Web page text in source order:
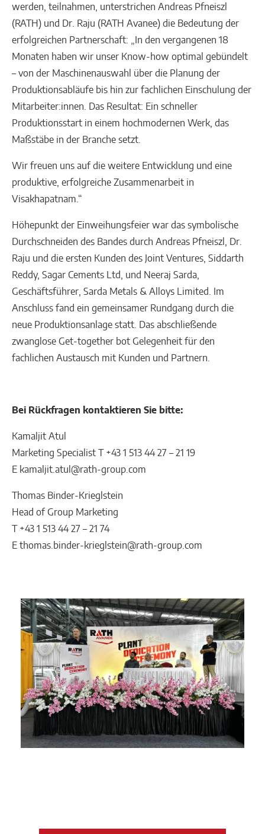
werden, teilnahmen, unterstrichen Andreas Pfneiszl
(RATH) und Dr. Raju (RATH Avanee) die Bedeutung der
erfolgreichen Partnerschaft: „In den vergangenen 18
Monaten haben wir unser Know-how optimal gebündelt
– von der Maschinenauswahl über die Planung der
Produktionsabläufe bis hin zur fachlichen Einschulung der
Mitarbeiter:innen. Das Resultat: Ein schneller
Produktionsstart in einem hochmodernen Werk, das
Maßstäbe in der Branche setzt.
Wir freuen uns auf die weitere Entwicklung und eine
produktive, erfolgreiche Zusammenarbeit in
Visakhapatnam.“
Höhepunkt der Einweihungsfeier war das symbolische
Durchschneiden des Bandes durch Andreas Pfneiszl, Dr.
Raju und die ersten Kunden des Joint Ventures, Siddarth
Reddy, Sagar Cements Ltd, und Neeraj Sarda,
Geschäftsführer, Sarda Metals & Alloys Limited. Im
Anschluss fand ein gemeinsamer Rundgang durch die
neue Produktionsanlage statt. Das abschließende
zwanglose Get-together bot Gelegenheit für den
fachlichen Austausch mit Kunden und Partnern.
Bei Rückfragen kontaktieren Sie bitte:
Kamaljit Atul
Marketing Specialist T +43 1 513 44 27 – 21 19
E kamaljit.atul@rath-group.com
Thomas Binder-Krieglstein
Head of Group Marketing
T +43 1 513 44 27 – 21 74
E thomas.binder-krieglstein@rath-group.com